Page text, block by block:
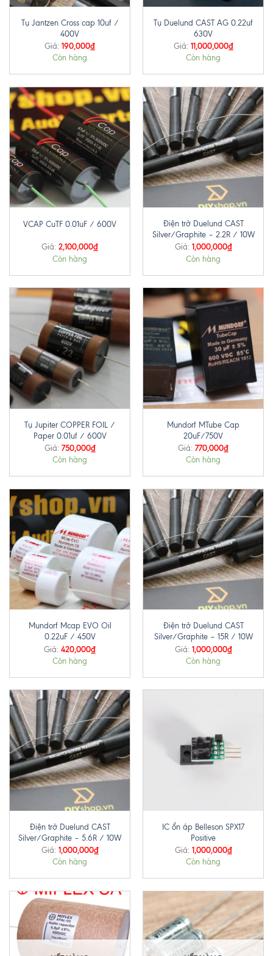
Tụ Jantzen Cross cap 10uf /
400V
Giá: 190,000₫
Còn hàng
Tụ Duelund CAST AG 0.22uf
630V
Giá: 11,000,000₫
Còn hàng
VCAP CuTF 0.01uF / 600V
Giá: 2,100,000₫
Còn hàng
Điện trở Duelund CAST
Silver/Graphite – 2.2R / 10W
Giá: 1,000,000₫
Còn hàng
Tụ Jupiter COPPER FOIL /
Paper 0.01uf / 600V
Giá: 750,000₫
Còn hàng
Mundorf MTube Cap
20uF/750V
Giá: 770,000₫
Còn hàng
Mundorf Mcap EVO Oil
0.22uF / 450V
Giá: 420,000₫
Còn hàng
Điện trở Duelund CAST
Silver/Graphite – 15R / 10W
Giá: 1,000,000₫
Còn hàng
Điện trở Duelund CAST
Silver/Graphite – 5.6R / 10W
Giá: 1,000,000₫
Còn hàng
IC ổn áp Belleson SPX17
Positive
Giá: 1,000,000₫
Còn hàng